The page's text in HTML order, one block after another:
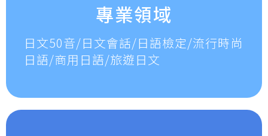
專業領域
日文50音/日文會話/日語檢定/流行時尚
日語/商用日語/旅遊日文